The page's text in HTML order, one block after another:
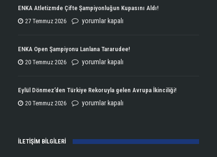
ENKA Atletizmde Çifte Şampiyonluğun Kupasını Aldı!
27 Temmuz 2026
ENKA
Çifte
Şampiyonluğun
yorumlar kapalı
ENKA Open Şampiyonu Lanlana Tararudee!
20 Temmuz 2026
ENKA
Şampiyonu
Lanlana
yorumlar kapalı
Eylül Dönmez’den Türkiye Rekoruyla gelen Avrupa İkinciliği!
20 Temmuz 2026
Eylül
Rekoruyla
yorumlar kapalı
İLETİŞİM BİLGİLERİ